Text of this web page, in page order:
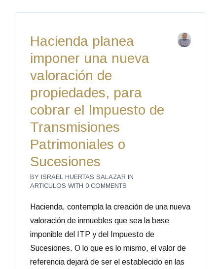
Hacienda planea
imponer una nueva
valoración de
propiedades, para
cobrar el Impuesto de
Transmisiones
Patrimoniales o
Sucesiones
BY ISRAEL HUERTAS SALAZAR IN
ARTICULOS WITH 0 COMMENTS
Hacienda, contempla la creación de una nueva
valoración de inmuebles que sea la base
imponible del ITP y del Impuesto de
Sucesiones. O lo que es lo mismo, el valor de
referencia dejará de ser el establecido en las